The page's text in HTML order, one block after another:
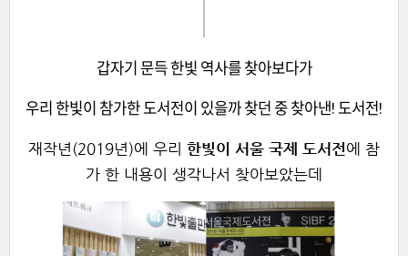
갑자기 문득 한빛 역사를 찾아보다가
우리 한빛이 참가한 도서전이 있을까 찾던 중 찾아낸! 도서전!
재작년(2019년)에 우리 한빛이 서울 국제 도서전에 참
가 한 내용이 생각나서 찾아보았는데